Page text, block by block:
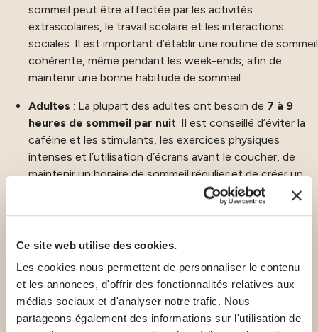
Ce site web utilise des cookies.
Les cookies nous permettent de personnaliser le contenu
et les annonces, d'offrir des fonctionnalités relatives aux
médias sociaux et d'analyser notre trafic. Nous
partageons également des informations sur l'utilisation de
sommeil peut être affectée par les activités
extrascolaires, le travail scolaire et les interactions
sociales. Il est important d’établir une routine de sommeil
cohérente, même pendant les week-ends, afin de
maintenir une bonne habitude de sommeil.
Adultes : La plupart des adultes ont besoin de 7 à 9
heures de sommeil par nuit. Il est conseillé d’éviter la
caféine et les stimulants, les exercices physiques
intenses et l’utilisation d’écrans avant le coucher, de
maintenir un horaire de sommeil régulier et de créer un
environnement de sommeil adéquat afin de conserver
peu moins de sommeil, environ
mais la qualité du sommeil peut s’en trouver affectée.
Les personnes âgées ont tendance à avoir le sommeil
plus léger, à mettre plus de temps à s’endormir et à
dormir moins longtemps. Maintenir une routine de